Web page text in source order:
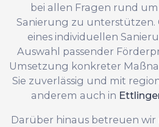
bei allen Fragen rund
Sanierung zu unterstützen.
eines individuellen
Auswahl passender
Umsetzung konkreter
Sie zuverlässig und mit
anderem auch in
Darüber hinaus betreuen